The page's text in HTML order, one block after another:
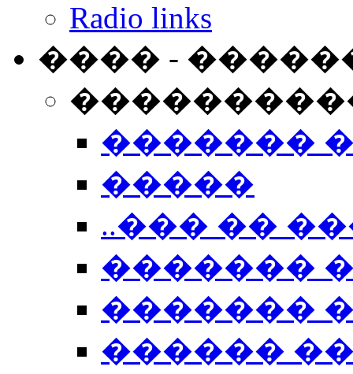
Radio links
���� -
�������
�����
..��� ��
�������
�������
������